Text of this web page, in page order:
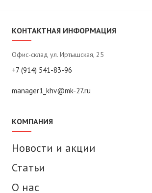
КОНТАКТНАЯ ИНФОРМАЦИЯ
Офис-склад ул. Иртышская, 25
+7 (914) 541-83-96
manager1_khv@mk-27.ru
КОМПАНИЯ
Новости и акции
Статьи
О нас